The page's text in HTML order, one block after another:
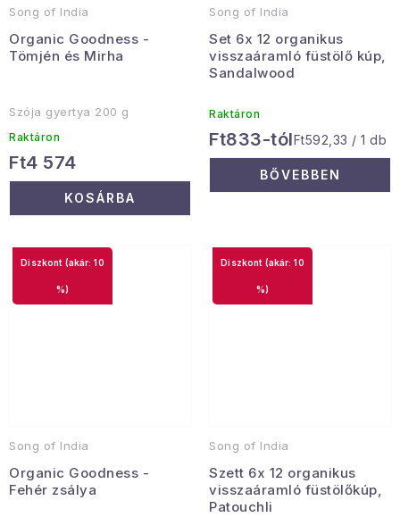
Song of India
Organic Goodness -
Tömjén és Mirha
Szója gyertya 200 g
Raktáron
Ft4 574
KOSÁRBA
Song of India
Set 6x 12 organikus
visszaáramló füstölő kúp,
Sandalwood
Raktáron
Ft833-tólEgységár:
Ft592,33 / 1 db
BŐVEBBEN
Song of India
Organic Goodness -
Fehér zsálya
(akár: 10
%)
Song of India
Szett 6x 12 organikus
visszaáramló füstölőkúp,
Patouchli
(akár: 10
%)